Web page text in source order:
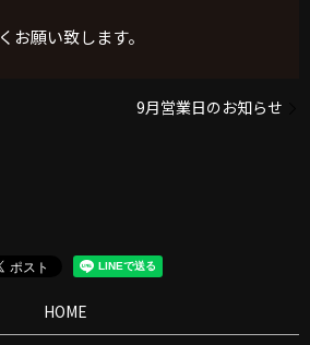
お願い致します。
9月営業日のお知らせ
HOME